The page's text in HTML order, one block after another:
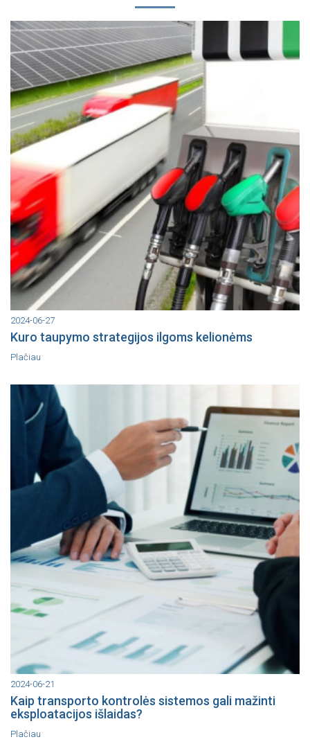
2024-06-27
Kuro taupymo strategijos ilgoms kelionėms
Plačiau
2024-06-21
Kaip transporto kontrolės sistemos gali mažinti
eksploatacijos išlaidas?
Plačiau